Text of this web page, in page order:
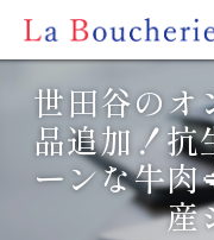
世田谷のオ
品追加！抗
ーンな牛
産